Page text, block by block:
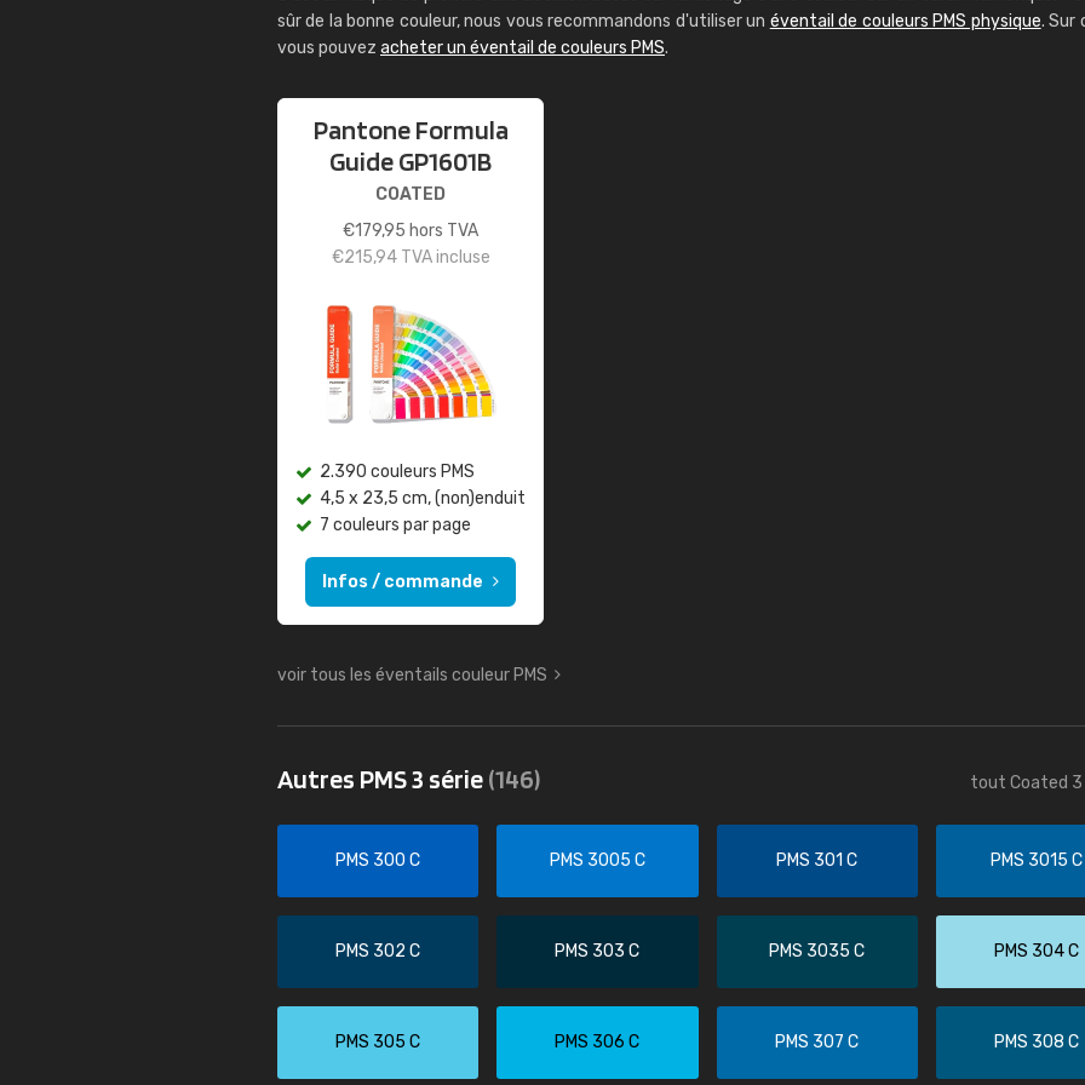
sûr de la bonne couleur, nous vous recommandons d'utiliser un éventail de couleurs PMS physique. Sur
vous pouvez acheter un éventail de couleurs PMS.
Pantone Formula
Guide GP1601B
COATED
€179,95 hors TVA
€215,94TVA incluse
2.390 couleurs PMS
4,5 x 23,5 cm, (non)enduit
7 couleurs par page
Infos / commande
voir tous les éventails couleur PMS
Autres PMS 3 série(146) tout Coated 3
PMS 300 C PMS 3005 C PMS 301 C PMS 3015 C
PMS 302 C PMS 303 C PMS 3035 C PMS 304 C
PMS 305 C PMS 306 C PMS 307 C PMS 308 C